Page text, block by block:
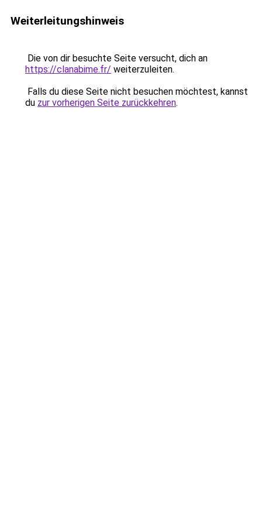
Weiterleitungshinweis
Die von dir besuchte Seite versucht, dich an
https://clanabime.fr/ weiterzuleiten.
Falls du diese Seite nicht besuchen möchtest, kannst
du zur vorherigen Seite zurückkehren.